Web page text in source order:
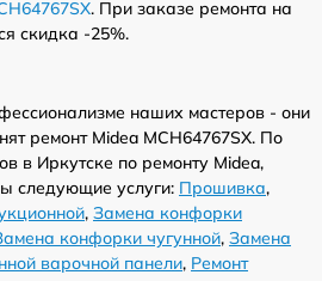
. При заказе ремонта на
скидка -25%.
наших мастеров - они
ремонт Midea MCH64767SX. По
в Иркутске по ремонту Midea,
следующие услуги: Прошивка,
, Замена конфорки
конфорки чугунной, Замена
варочной панели, Ремонт